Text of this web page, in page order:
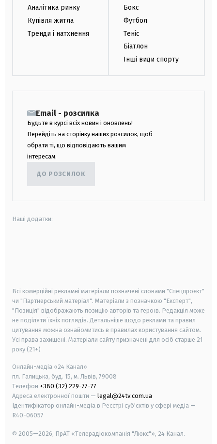
Аналітика ринку
Купівля житла
Тренди і натхнення
Бокс
Футбол
Теніс
Біатлон
Інші види спорту
Email - розсилка
Будьте в курсі всіх новин і оновлень!
Перейдіть на сторінку наших розсилок, щоб
обрати ті, що відповідають вашим
інтересам.
ДО РОЗСИЛОК
Наші додатки:
Всі комерційні рекламні матеріали позначені словами "Спецпроєкт"
чи "Партнерський матеріал". Матеріали з позначкою "Експерт",
"Позиція" відображають позицію авторів та героїв. Редакція може
не поділяти їхніх поглядів. Детальніше щодо реклами та правил
цитування можна ознайомитись в правилах користування сайтом.
Усі права захищені. Матеріали сайту призначені для осіб старше 21
року (21+)
Онлайн-медіа «24 Канал»
пл. Галицька, буд. 15, м. Львів, 79008
Телефон +380 (32) 229-77-77
Адреса електронної пошти — legal@24tv.com.ua
Ідентифікатор онлайн-медіа в Реєстрі суб'єктів у сфері медіа —
R40-06057
© 2005—2026, ПрАТ «Телерадіокомпанія "Люкс"», 24 Канал.